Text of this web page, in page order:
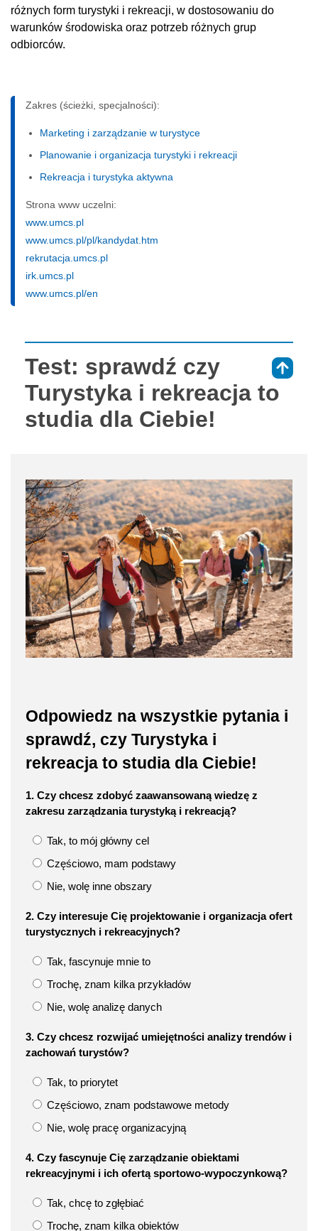
różnych form turystyki i rekreacji, w dostosowaniu do
warunków środowiska oraz potrzeb różnych grup
odbiorców.
Zakres (ścieżki, specjalności):
Marketing i zarządzanie w turystyce
Planowanie i organizacja turystyki i rekreacji
Rekreacja i turystyka aktywna
Strona www uczelni:
www.umcs.pl
www.umcs.pl/pl/kandydat.htm
rekrutacja.umcs.pl
irk.umcs.pl
www.umcs.pl/en
Test: sprawdź czy
Turystyka i rekreacja to
studia dla Ciebie!
Odpowiedz na wszystkie pytania i
sprawdź, czy Turystyka i
rekreacja to studia dla Ciebie!
1. Czy chcesz zdobyć zaawansowaną wiedzę z
zakresu zarządzania turystyką i rekreacją?
Tak, to mój główny cel
Częściowo, mam podstawy
Nie, wolę inne obszary
2. Czy interesuje Cię projektowanie i organizacja ofert
turystycznych i rekreacyjnych?
Tak, fascynuje mnie to
Trochę, znam kilka przykładów
Nie, wolę analizę danych
3. Czy chcesz rozwijać umiejętności analizy trendów i
zachowań turystów?
Tak, to priorytet
Częściowo, znam podstawowe metody
Nie, wolę pracę organizacyjną
4. Czy fascynuje Cię zarządzanie obiektami
rekreacyjnymi i ich ofertą sportowo-wypoczynkową?
Tak, chcę to zgłębiać
Trochę, znam kilka obiektów